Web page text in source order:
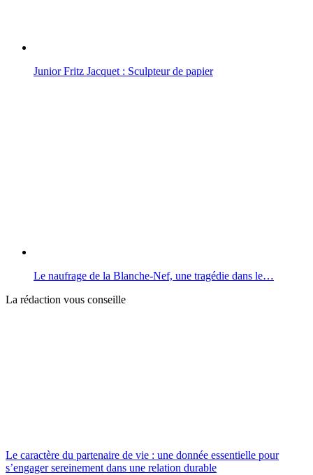
Junior Fritz Jacquet : Sculpteur de papier
Le naufrage de la Blanche-Nef, une tragédie dans le…
La rédaction vous conseille
Le caractère du partenaire de vie : une donnée essentielle pour
s’engager sereinement dans une relation durable